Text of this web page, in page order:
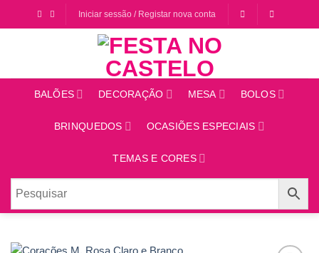
Iniciar sessão / Registar nova conta
BALÕES DECORAÇÃO MESA BOLOS
BRINQUEDOS OCASIÕES ESPECIAIS
TEMAS E CORES